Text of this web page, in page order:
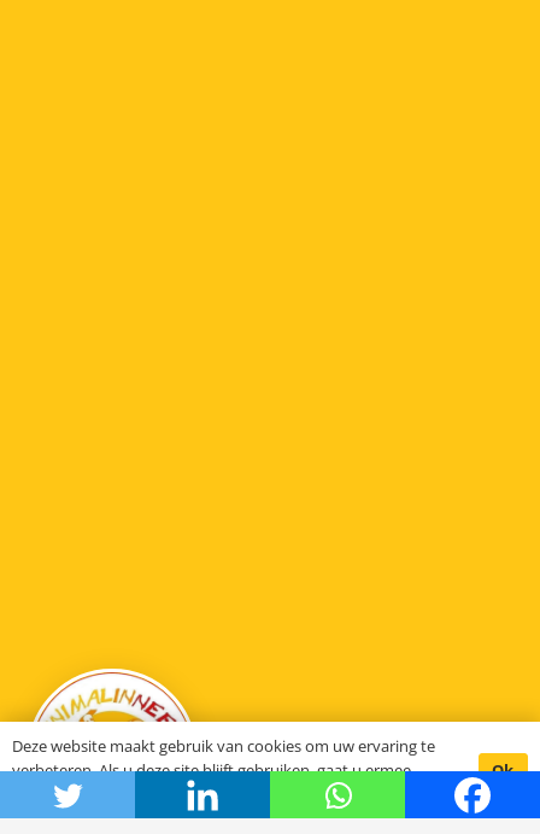
Deze website maakt gebruik van cookies om uw ervaring te
verbeteren. Als u deze site blijft gebruiken, gaat u ermee
akkoord.
Ok